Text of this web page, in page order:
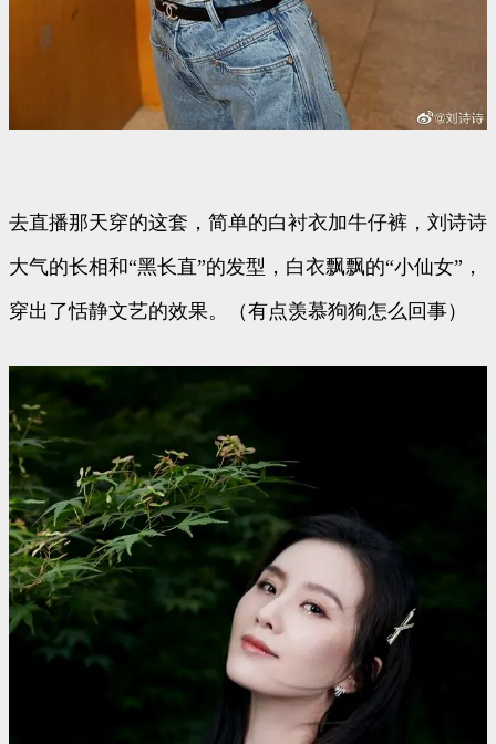
去直播那天穿的这套，简单的白衬衣加牛仔裤，刘诗诗
大气的长相和“黑长直”的发型，白衣飘飘的“小仙女”，
穿出了恬静文艺的效果。（有点羡慕狗狗怎么回事）